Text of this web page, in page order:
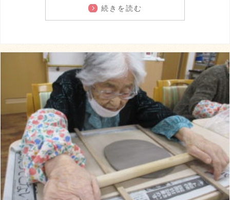
続きを読む